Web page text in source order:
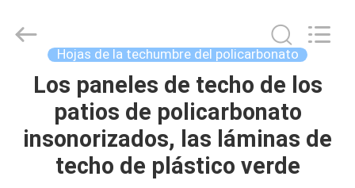
HOGAR
PRODUCTOS
Oasis
Building
Hojas de la techumbre del policarbonato
Los paneles de techo de los
patios de policarbonato
insonorizados, las láminas de
techo de plástico verde